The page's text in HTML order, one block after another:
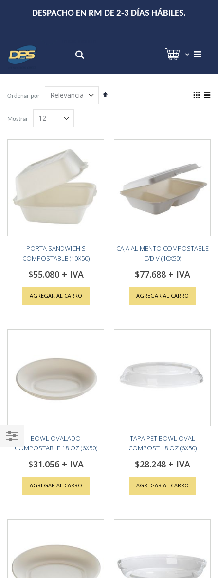
DESPACHO EN RM DE 2-3 DÍAS HÁBILES.
Ordenar por
Establecer
View
Mostrar
PORTA SANDWICH S
COMPOSTABLE (10X50)
$55.080
AGREGAR AL CARRO
CAJA ALIMENTO COMPOSTABLE
C/DIV (10X50)
$77.688
AGREGAR AL CARRO
BOWL OVALADO
COMPOSTABLE 18 OZ (6X50)
$31.056
AGREGAR AL CARRO
TAPA PET BOWL OVAL
COMPOST 18 OZ (6X50)
$28.248
AGREGAR AL CARRO
Shop